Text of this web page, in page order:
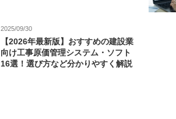
2025/09/30
【2026年最新版】おすすめの建設業
向け工事原価管理システム・ソフト
16選！選び方など分かりやすく解説